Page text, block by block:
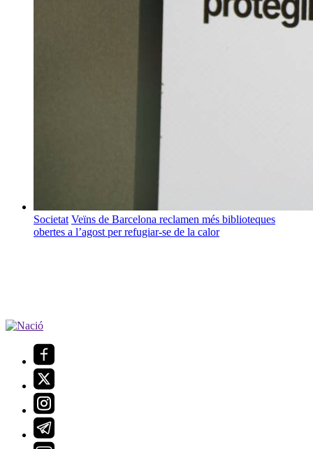
Societat Veïns de Barcelona reclamen més biblioteques
obertes a l’agost per refugiar-se de la calor